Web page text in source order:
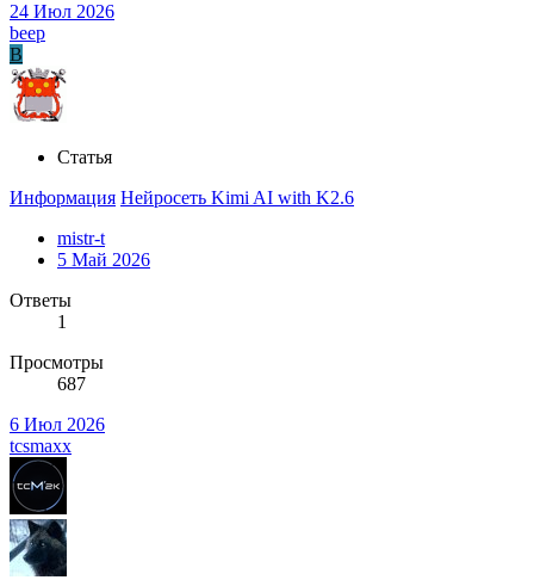
24 Июл 2026
beep
B
Статья
Информация Нейросеть Kimi AI with K2.6
mistr-t
5 Май 2026
Ответы
1
Просмотры
687
6 Июл 2026
tcsmaxx